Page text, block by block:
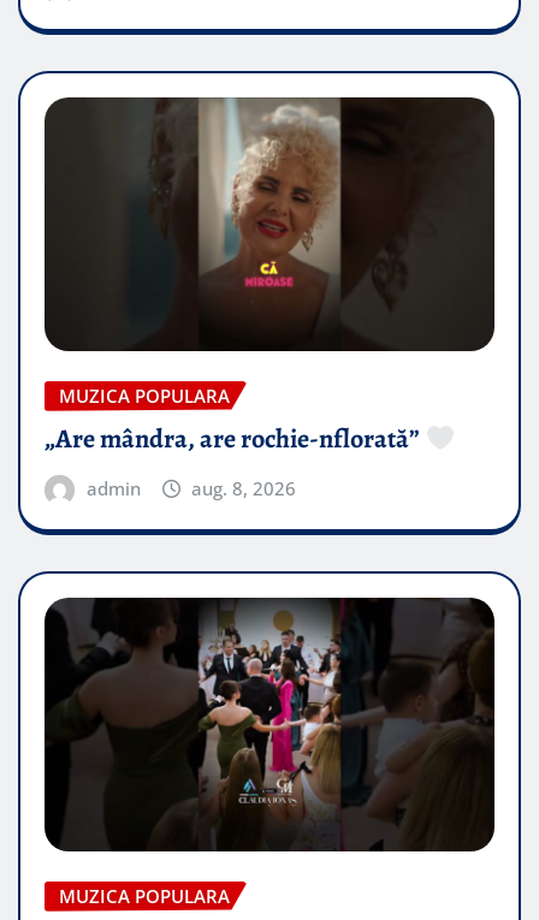
MUZICA POPULARA
„Are mândra, are rochie-nflorată”
admin aug. 8, 2026
MUZICA POPULARA